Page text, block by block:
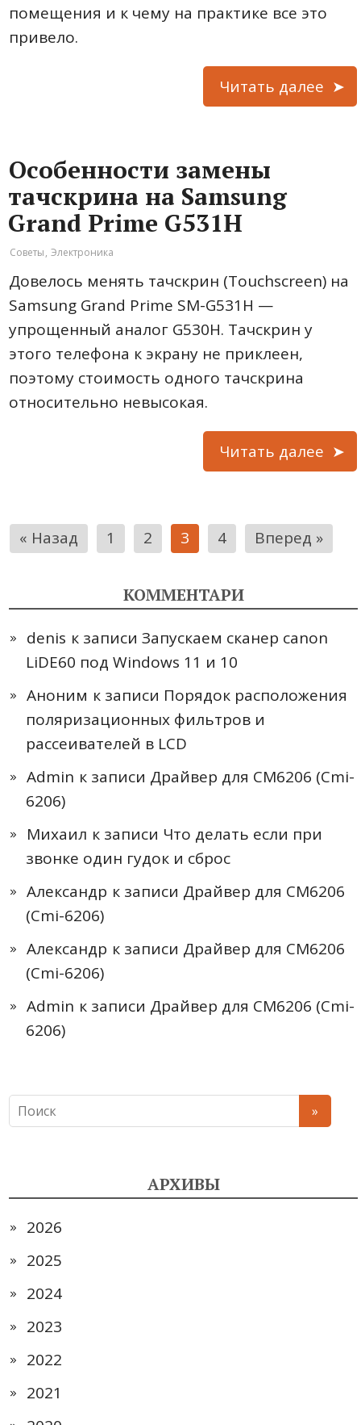
помещения и к чему на практике все это
привело.
Читать далее
Особенности замены
тачскрина на Samsung
Grand Prime G531H
Советы, Электроника
Довелось менять тачскрин (Touchscreen) на
Samsung Grand Prime SM-G531H —
упрощенный аналог G530H. Тачскрин у
этого телефона к экрану не приклеен,
поэтому стоимость одного тачскрина
относительно невысокая.
Читать далее
Пагинация
записей
« Назад 1 2 3 4 Вперед »
КОММЕНТАРИ
denis к записи Запускаем сканер canon
LiDE60 под Windows 11 и 10
Аноним к записи Порядок расположения
поляризационных фильтров и
рассеивателей в LCD
Admin к записи Драйвер для CM6206 (Cmi-
6206)
Михаил к записи Что делать если при
звонке один гудок и сброс
Александр к записи Драйвер для CM6206
(Cmi-6206)
Александр к записи Драйвер для CM6206
(Cmi-6206)
Admin к записи Драйвер для CM6206 (Cmi-
6206)
АРХИВЫ
2026
2025
2024
2023
2022
2021